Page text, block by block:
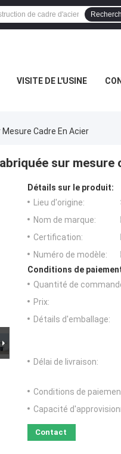
VISITE DE L'USINE
Cadre En Acier
sur mesure
Détails sur le produit:
Lieu d'origine:
Nom de marque:
Certification:
Numéro de modèle:
Conditions de
Quantité de
Prix:
Détails d'emballage:
Délai de livraison:
Conditions de
Capacité
Contact